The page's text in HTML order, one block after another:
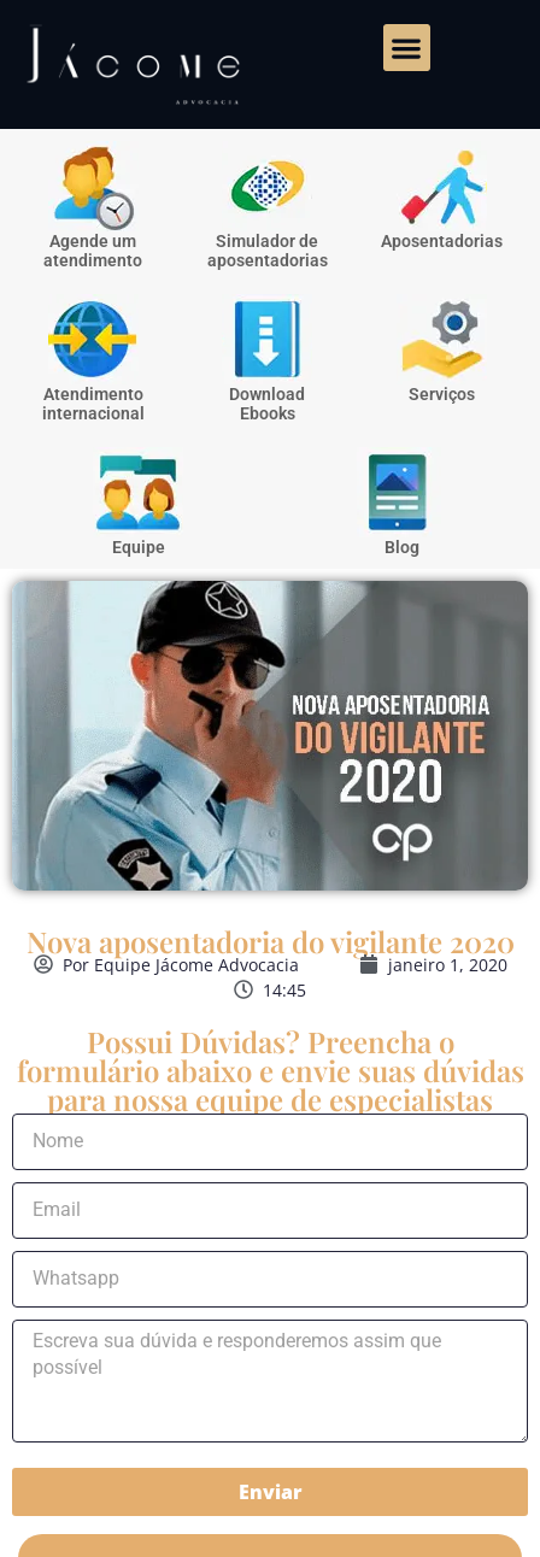
Agende um
atendimento
Simulador de
aposentadorias
Aposentadorias
Atendimento
internacional
Download
Ebooks
Serviços
Equipe Blog
Nova aposentadoria do vigilante 2020
PorEquipe Jácome Advocacia
janeiro 1, 2020
14:45
Possui Dúvidas? Preencha o
formulário abaixo e envie suas dúvidas
para nossa equipe de especialistas
Enviar